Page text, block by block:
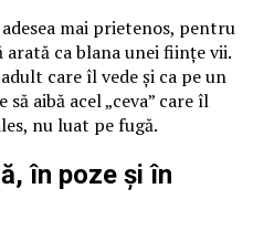
mai prietenos, pentru
arată ca blana unei ființe vii.
care îl vede și ca pe un
aibă acel „ceva” care îl
nu luat pe fugă.
în poze și în